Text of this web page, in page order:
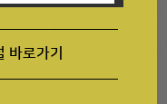
바로가기